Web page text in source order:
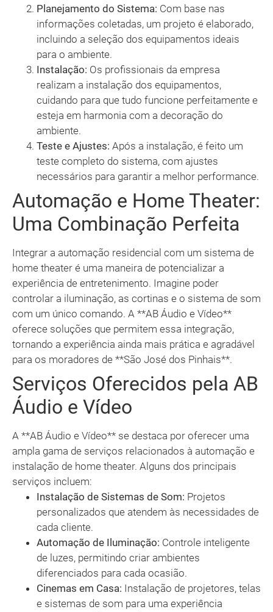
Planejamento do Sistema: Com base nas
informações coletadas, um projeto é elaborado,
incluindo a seleção dos equipamentos ideais
para o ambiente.
Instalação: Os profissionais da empresa
realizam a instalação dos equipamentos,
cuidando para que tudo funcione perfeitamente e
esteja em harmonia com a decoração do
ambiente.
Teste e Ajustes: Após a instalação, é feito um
teste completo do sistema, com ajustes
necessários para garantir a melhor performance.
Automação e Home Theater:
Uma Combinação Perfeita
Integrar a automação residencial com um sistema de
home theater é uma maneira de potencializar a
experiência de entretenimento. Imagine poder
controlar a iluminação, as cortinas e o sistema de som
com um único comando. A **AB Áudio e Vídeo**
oferece soluções que permitem essa integração,
tornando a experiência ainda mais prática e agradável
para os moradores de **São José dos Pinhais**.
Serviços Oferecidos pela AB
Áudio e Vídeo
A **AB Áudio e Vídeo** se destaca por oferecer uma
ampla gama de serviços relacionados à automação e
instalação de home theater. Alguns dos principais
serviços incluem:
Instalação de Sistemas de Som: Projetos
personalizados que atendem às necessidades de
cada cliente.
Automação de Iluminação: Controle inteligente
de luzes, permitindo criar ambientes
diferenciados para cada ocasião.
Cinemas em Casa: Instalação de projetores, telas
e sistemas de som para uma experiência